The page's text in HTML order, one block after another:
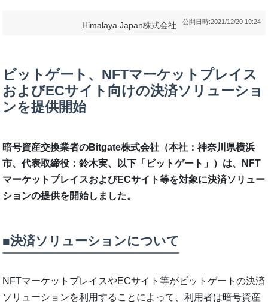
公開日時:2021/12/20 19:24
Himalaya Japan株式会社
ビットゲート、NFTマーケットプレイス
およびECサイト向けの決済ソリューショ
ンを提供開始
暗号資産交換業者のBitgate株式会社（本社：神奈川県横浜
市、代表取締役：鈴木実、以下「ビットゲート」）は、NFT
マーケットプレイスおよびECサイト等を対象に決済ソリュー
ションの提供を開始しました。
■決済ソリューションについて
NFTマーケットプレイスやECサイト等がビットゲートの決済
ソリューションを利用することによって、利用者は暗号資産